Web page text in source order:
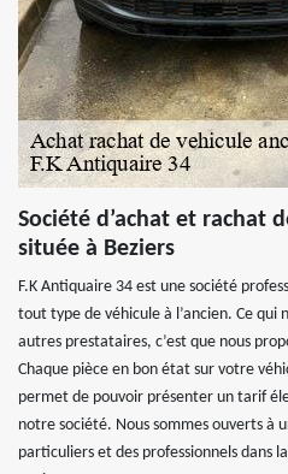
Société d’achat et rachat
située à Beziers
F.K Antiquaire 34 est une société
tout type de véhicule à l’ancien. Ce
autres prestataires, c’est que nous
Chaque pièce en bon état sur votre
permet de pouvoir présenter un tarif
notre société. Nous sommes ouverts à
particuliers et des professionnels dans